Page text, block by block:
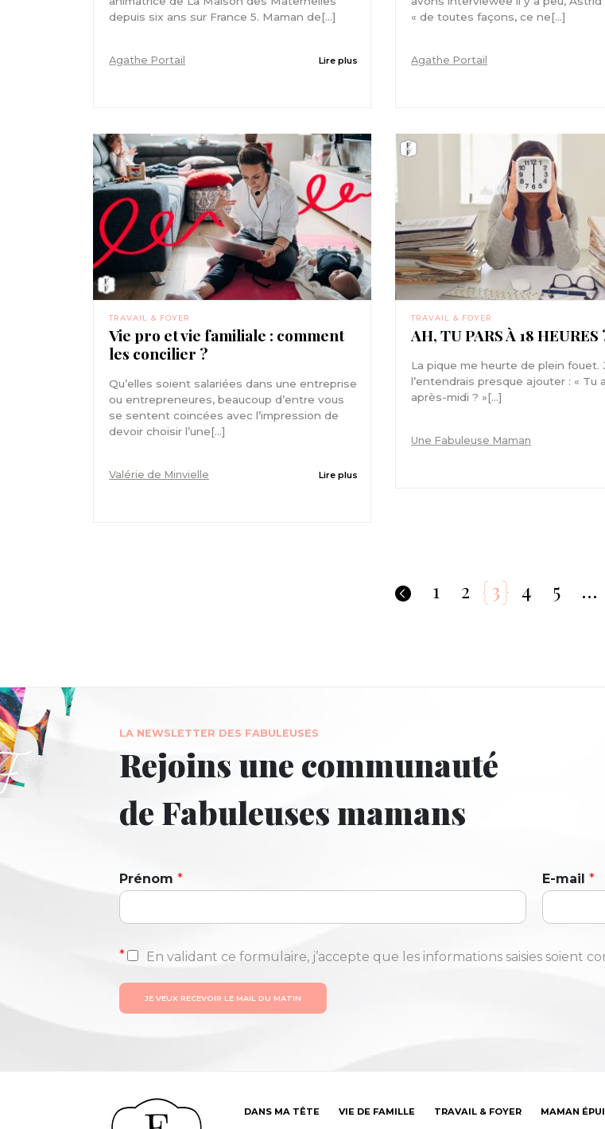
depuis six ans sur France 5. Maman de[...]
Agathe Portail Lire plus
« de toutes façons, ce ne[...]
Agathe Portail
TRAVAIL & FOYER
Vie pro et vie familiale : comment
les concilier ?
Qu’elles soient salariées dans une entreprise
ou entrepreneures, beaucoup d’entre vous
se sentent coincées avec l’impression de
devoir choisir l’une[...]
Valérie de Minvielle Lire plus
TRAVAIL & FOYER
AH, TU PARS À 18 HEURES
La pique me heurte de plein fouet.
l’entendrais presque ajouter : « Tu
après-midi ? »[...]
Une Fabuleuse Maman
1 2 3 4 5 …
LA NEWSLETTER DES FABULEUSES
Rejoins une communauté
de Fabuleuses mamans
Prénom * E-mail *
* En validant ce formulaire, j’accepte que les informations saisies soient
JE VEUX RECEVOIR LE MAIL DU MATIN
DANS MA TÊTE VIE DE FAMILLE TRAVAIL & FOYER MAMAN